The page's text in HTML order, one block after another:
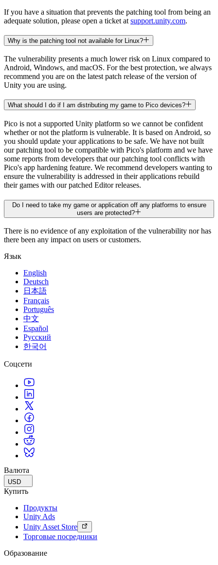
If you have a situation that prevents the patching tool from being an
adequate solution, please open a ticket at support.unity.com.
Why is the patching tool not available for Linux?
The vulnerability presents a much lower risk on Linux compared to
Android, Windows, and macOS. For the best protection, we always
recommend you are on the latest patch release of the version of
Unity you are using.
What should I do if I am distributing my game to Pico devices?
Pico is not a supported Unity platform so we cannot be confident
whether or not the platform is vulnerable. It is based on Android, so
you should update your applications to be safe. We have not built
our patching tool to be compatible with Pico's platform and we have
some reports from developers that our patching tool conflicts with
Pico's app hardening feature. We recommend developers wanting to
ensure the vulnerability is addressed in their applications rebuild
their games with our patched Editor releases.
Do I need to take my game or application off any platforms to ensure
users are protected?
There is no evidence of any exploitation of the vulnerability nor has
there been any impact on users or customers.
Язык
English
Deutsch
日本語
Français
Português
中文
Español
Русский
한국어
Соцсети
Валюта
USD
Купить
Продукты
Unity Ads
Unity Asset Store
Торговые посредники
Образование